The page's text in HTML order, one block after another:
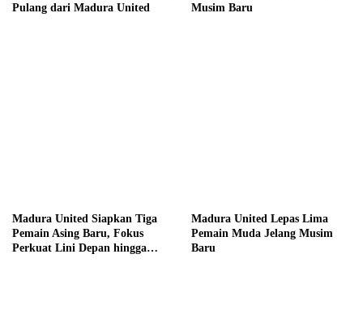
Pulang dari Madura United
Musim Baru
Madura United Siapkan Tiga
Pemain Asing Baru, Fokus
Perkuat Lini Depan hingga
Madura United Lepas Lima
Pemain Muda Jelang Musim
Baru